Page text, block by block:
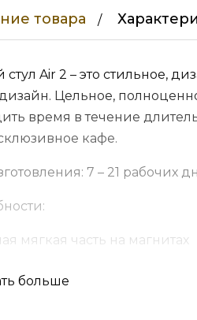
товара
стул Air 2 – это стильное,
Цельное,
время в течение
кафе.
7 – 21 рабочих
мягкая часть на магнитах
подушки из
больше